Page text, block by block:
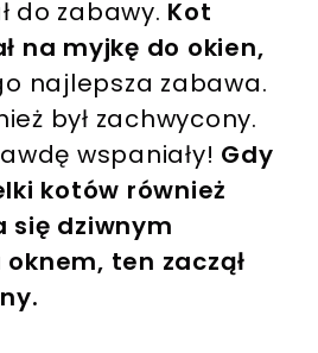
do zabawy. Kot
na myjkę do okien,
najlepsza zabawa.
był zachwycony.
wspaniały! Gdy
kotów również
się dziwnym
oknem, ten zaczął